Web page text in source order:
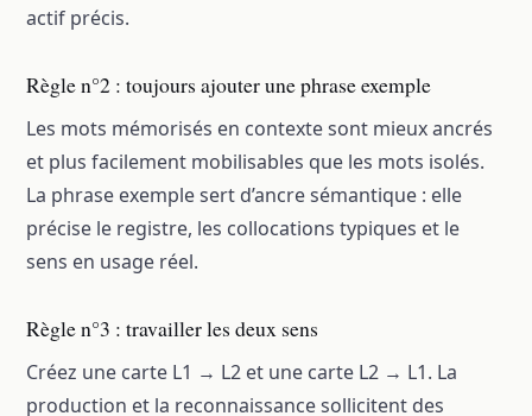
actif précis.
Règle n°2 : toujours ajouter une phrase exemple
Les mots mémorisés en contexte sont mieux ancrés
et plus facilement mobilisables que les mots isolés.
La phrase exemple sert d’ancre sémantique : elle
précise le registre, les collocations typiques et le
sens en usage réel.
Règle n°3 : travailler les deux sens
Créez une carte L1 → L2 et une carte L2 → L1. La
production et la reconnaissance sollicitent des